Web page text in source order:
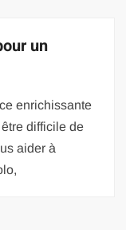
un
enrichissante
difficile de
aider à